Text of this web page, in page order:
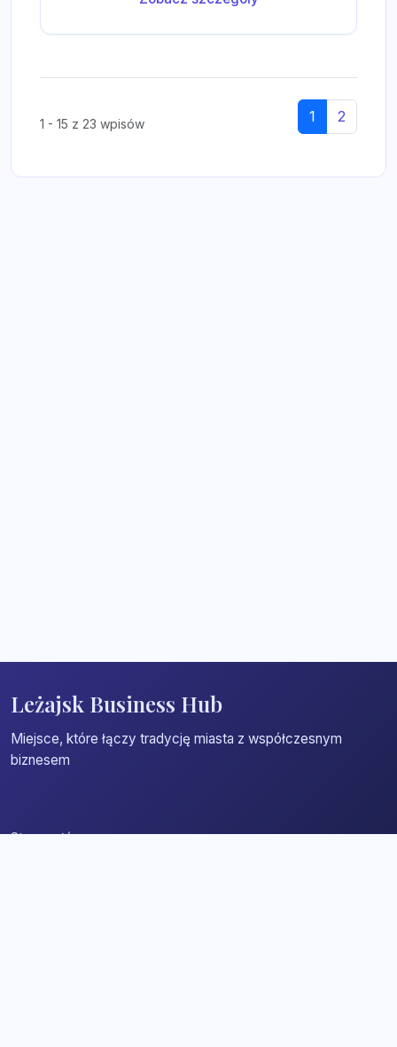
1 - 15 z 23 wpisów 1 2
Leżajsk Business Hub
Miejsce, które łączy tradycję miasta z współczesnym
biznesem
Strona główna